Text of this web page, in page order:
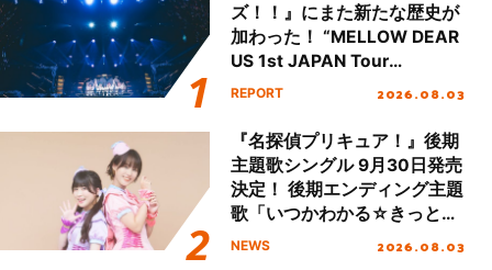
ズ！！』にまた新たな歴史が
加わった！ “MELLOW DEAR
US 1st JAPAN Tour
Final「NICE to meet YOU
ート!!
REPORT 2026.08.03
『名探偵プリキュア！』後期
主題歌シングル 9月30日発売
決定！ 後期エンディング主題
歌「いつかわかる☆きっとあ
える」TVサイズ先行配信開
NEWS 2026.08.03